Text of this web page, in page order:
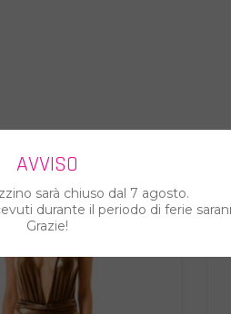
%
AVVISO
sarà chiuso dal 7 agosto.
durante il periodo di ferie
Grazie!